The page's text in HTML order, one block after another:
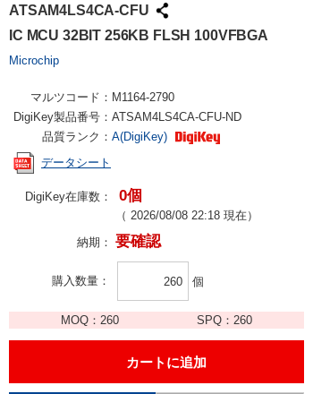
ATSAM4LS4CA-CFU
IC MCU 32BIT 256KB FLSH 100VFBGA
Microchip
マルツコード： M1164-2790
DigiKey製品番号： ATSAM4LS4CA-CFU-ND
品質ランク： A(DigiKey)
データシート
DigiKey在庫数： 0個
（ 2026/08/08 22:18 現在）
納期： 要確認
購入数量 個
MOQ：260 SPQ： 260